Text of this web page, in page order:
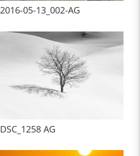
2016-05-13_002-AG
DSC_1258 AG